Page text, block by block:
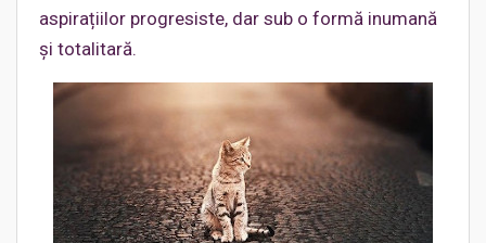
aspirațiilor progresiste, dar sub o formă inumană
și totalitară.